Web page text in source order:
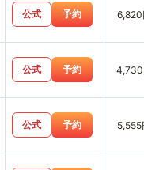
公式 予約 6,820
公式 予約 4,730
公式 予約 5,555